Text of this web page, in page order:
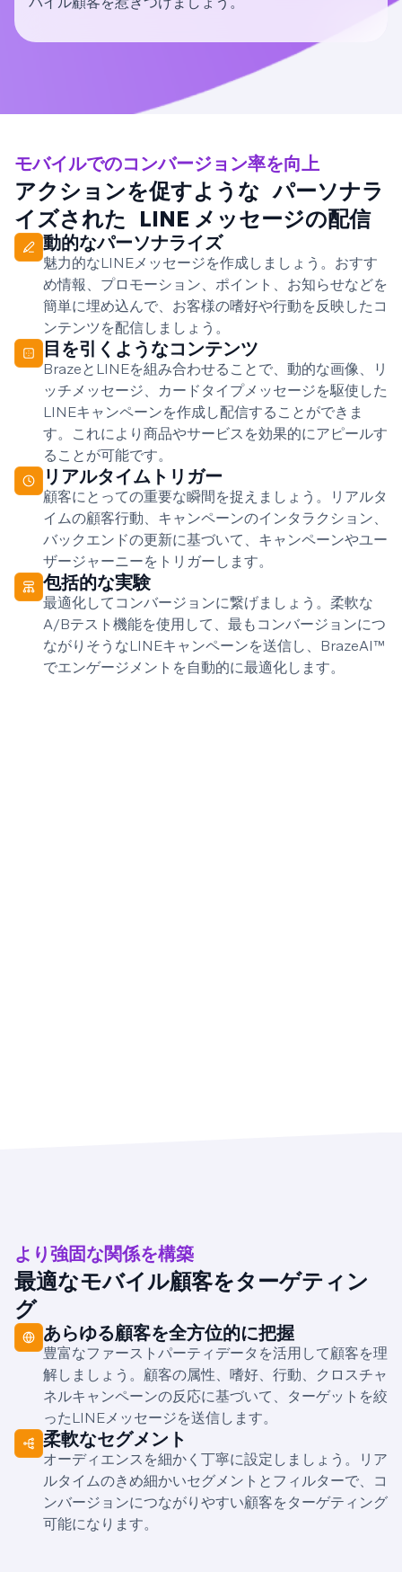
モバイルでのコンバージョン率を向上
アクションを促すような パーソナラ
イズされた LINE メッセージの配信
動的なパーソナライズ
魅力的なLINEメッセージを作成しましょう。おすす
め情報、プロモーション、ポイント、お知らせなどを
簡単に埋め込んで、お客様の嗜好や行動を反映したコ
ンテンツを配信しましょう。
目を引くようなコンテンツ
BrazeとLINEを組み合わせることで、動的な画像、リ
ッチメッセージ、カードタイプメッセージを駆使した
LINEキャンペーンを作成し配信することができま
す。これにより商品やサービスを効果的にアピールす
ることが可能です。
リアルタイムトリガー
顧客にとっての重要な瞬間を捉えましょう。リアルタ
イムの顧客行動、キャンペーンのインタラクション、
バックエンドの更新に基づいて、キャンペーンやユー
ザージャーニーをトリガーします。
包括的な実験
最適化してコンバージョンに繋げましょう。柔軟な
A/Bテスト機能を使用して、最もコンバージョンにつ
ながりそうなLINEキャンペーンを送信し、BrazeAI™
でエンゲージメントを自動的に最適化します。
より強固な関係を構築
最適なモバイル顧客をターゲティン
グ
あらゆる顧客を全方位的に把握
豊富なファーストパーティデータを活用して顧客を理
解しましょう。顧客の属性、嗜好、行動、クロスチャ
ネルキャンペーンの反応に基づいて、ターゲットを絞
ったLINEメッセージを送信します。
柔軟なセグメント
オーディエンスを細かく丁寧に設定しましょう。リア
ルタイムのきめ細かいセグメントとフィルターで、コ
ンバージョンにつながりやすい顧客をターゲティング
可能になります。